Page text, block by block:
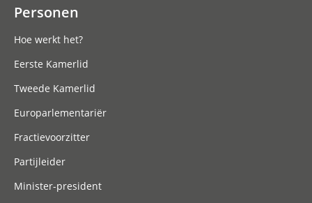
Personen
Hoe werkt het?
Eerste Kamerlid
Tweede Kamerlid
Europarlementariër
Fractievoorzitter
Partijleider
Minister-president